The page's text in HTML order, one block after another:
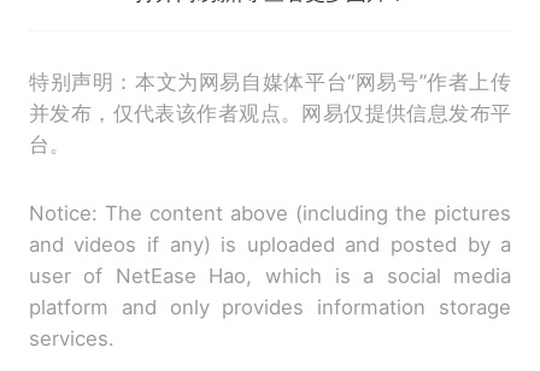
特别声明：本文为网易自媒体平台“网易号”作者上传
并发布，仅代表该作者观点。网易仅提供信息发布平
台。
Notice: The content above (including the pictures
and videos if any) is uploaded and posted by a
user of NetEase Hao, which is a social media
platform and only provides information storage
services.